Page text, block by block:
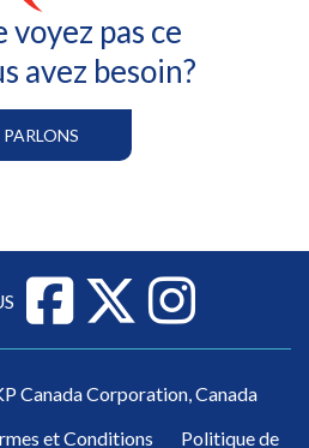
voyez pas ce
avez besoin?
PARLONS
Canada Corporation, Canada
et Conditions Politique de